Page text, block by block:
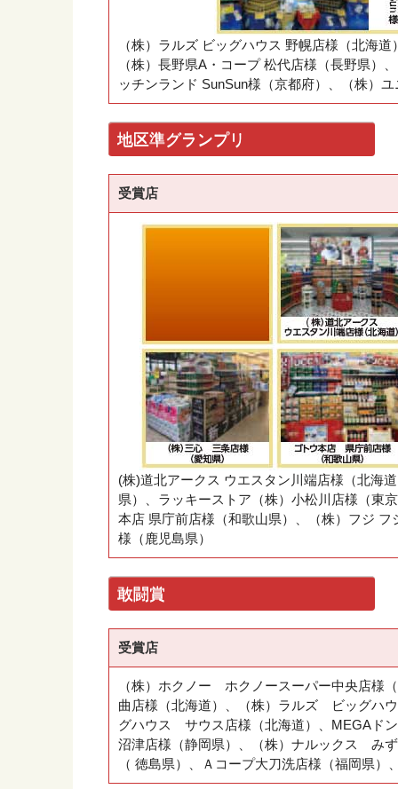
（株）ラルズ ビッグハウス 野幌店様（北海
（株）長野県A・コープ 松代店様（長野県）
ッチンランド SunSun様（京都府）、（株）
地区準グランプリ
受賞店
(株)道北アークス ウエスタン川端店様（北海
県）、ラッキーストア（株）小松川店様（
本店 県庁前店様（和歌山県）、（株）フジ
様（鹿児島県）
敢闘賞
受賞店
（株）ホクノー ホクノースーパー中央店
曲店様（北海道）、（株）ラルズ ビッグ
グハウス サウス店様（北海道）、MEGAド
沼津店様（静岡県）、（株）ナルックス み
（ 徳島県）、Ａコープ大刀洗店様（福岡県